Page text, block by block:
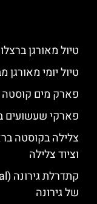
טיול מאורגן
טיול יומי
פארק מים קוסטה
פארקי שעשועים
צלילה בקוסטה
וציוד צלילה
של גירונה